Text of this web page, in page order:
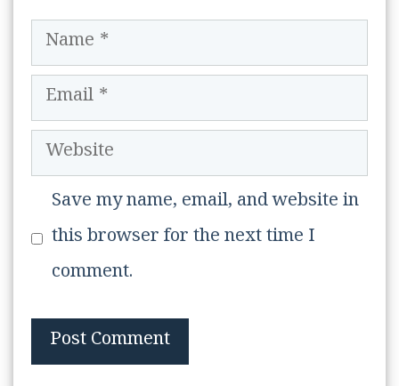
Name
Email
Website
Save my name, email, and website in
this browser for the next time I
comment.